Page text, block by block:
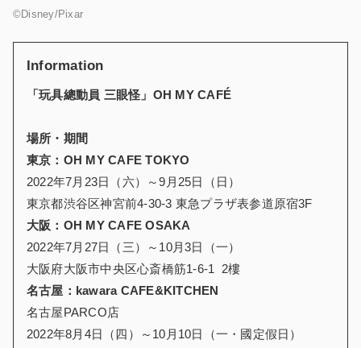
©Disney/Pixar
Information
「玩具總動員 三眼怪」 OH MY CAFÉ
場所・期間
東京： OH MY CAFE TOKYO
2022年7月23日（六）～9月25日（日）
東京都渋谷区神宮前4-30-3 東急プラザ表参道原宿3F
大阪： OH MY CAFE OSAKA
2022年7月27日（三）～10月3日（一）
大阪府大阪市中央区心斎橋筋1-6-1 2樓
名古屋： kawara CAFE&KITCHEN
名古屋PARCO店
2022年8月4日（四）～10月10日（一・國定假日）